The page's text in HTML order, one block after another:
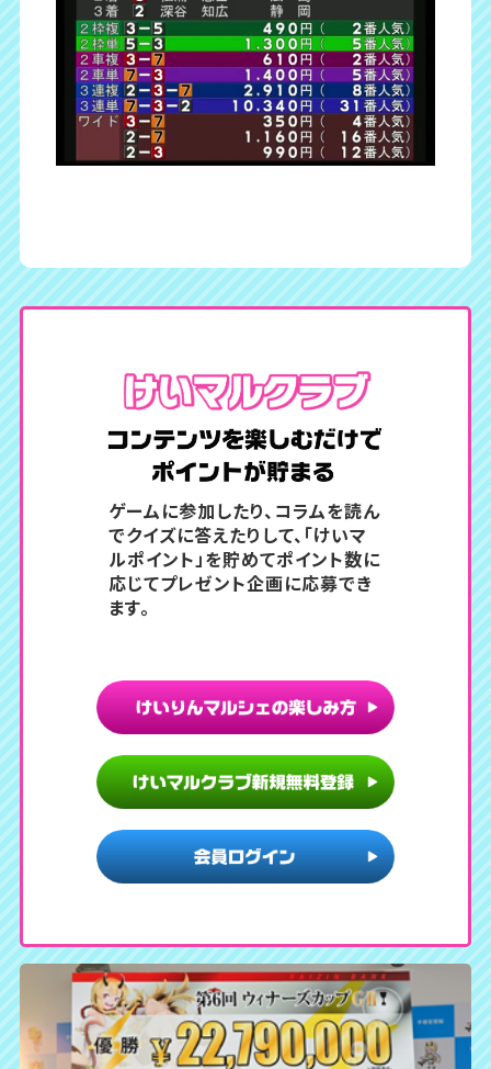
コンテン
ゲームに参加したり、コラムを読ん
でクイズに答えたりして、 「けいマ
ルポイント」を貯めてポイント数に
応じてプレゼント企画に応募でき
ます。